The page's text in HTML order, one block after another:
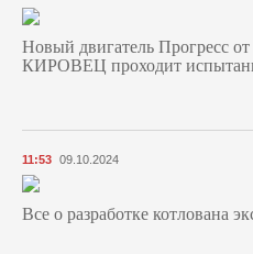
Новый двигатель Прогресс
КИРОВЕЦ проходит
11:53 09.10.2024
Все о разработке котлована